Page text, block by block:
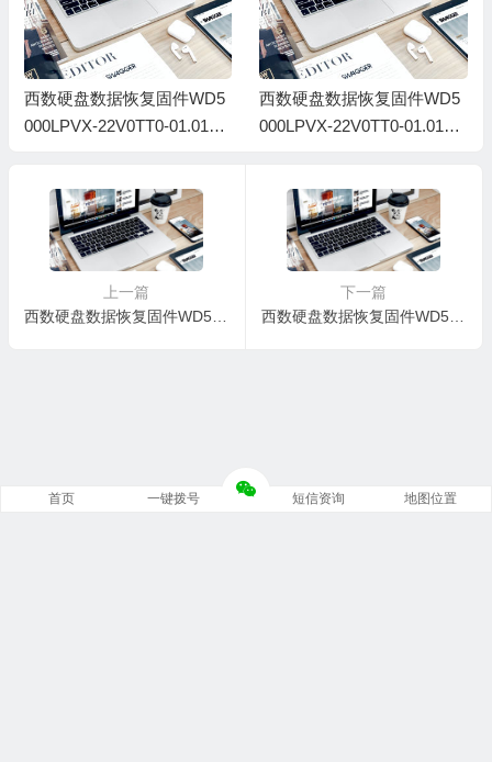
西数硬盘数据恢复固件WD5
000LPVX-22V0TT0-01.01A0
西数硬盘数据恢复固件WD5
000LPVX-22V0TT0-01.01A0
上一篇
西数硬盘数据恢复固件WD5000LPVX-22V0TT0-01.01A01-WD-WX61AA4DNE2A-0006003T
下一篇
西数硬盘数据恢复固件WD5000LPVX-22V0TT0-01.01A01-WD-WX21E43RL155-0005001G
首页 一键拨号 短信资询 地图位置